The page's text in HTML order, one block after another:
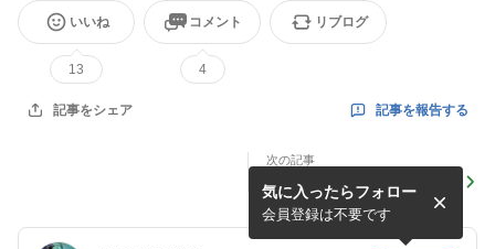
いいね
13
コメント
4
リブログ
記事をシェア 記事を報告する
次の記事
2011.8.13という日
気に入ったらフォロー
会員登録は不要です